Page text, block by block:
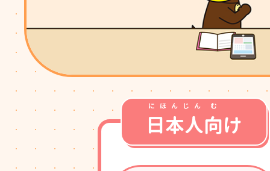
日本人
にほんじん
向
む
け